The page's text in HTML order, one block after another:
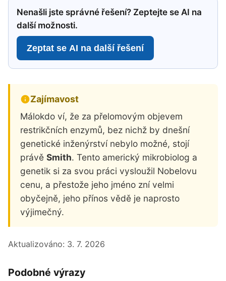
Nenašli jste správné řešení? Zeptejte se AI na
další možnosti.
Zeptat se AI na další řešení
Zajímavost
Málokdo ví, že za přelomovým objevem
restrikčních enzymů, bez nichž by dnešní
genetické inženýrství nebylo možné, stojí
právě Smith. Tento americký mikrobiolog a
genetik si za svou práci vysloužil Nobelovu
cenu, a přestože jeho jméno zní velmi
obyčejně, jeho přínos vědě je naprosto
výjimečný.
Aktualizováno: 3. 7. 2026
Podobné výrazy